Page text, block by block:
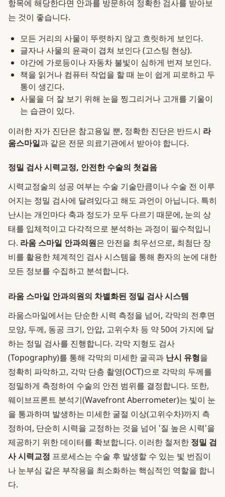
항목에 해당한다면 안과를 방문하여 정확한 검사를 받아보
는 것이 좋습니다.
모든 거리의 사물이 뚜렷하지 않고 흐릿하게 보인다.
글자나 사물의 윤곽이 겹쳐 보인다 (고스팅 현상).
야간에 가로등이나 자동차 불빛이 심하게 번져 보인다.
책을 읽거나 컴퓨터 작업을 할 때 눈이 쉽게 피로하고 두
통이 생긴다.
사물을 더 잘 보기 위해 눈을 찡그리거나 고개를 기울이
는 습관이 있다.
이러한 자가 진단은 참고용일 뿐, 정확한 진단은 반드시 라
움스마일과 같은 전문 의료기관에서 받아야 합니다.
정밀 검사 시력교정, 안전한 수술의 첫걸음
시력교정술의 성공 여부는 수술 기술만큼이나 수술 전 이루
어지는 정밀 검사에 달려있다고 해도 과언이 아닙니다. 특히
난시는 개인마다 축과 정도가 모두 다르기 때문에, 눈의 상
태를 입체적이고 다각적으로 분석하는 과정이 필수적입니
다. 라움 스마일 안과의원은 안전을 최우선으로, 최첨단 장
비를 활용한 체계적인 검사 시스템을 통해 환자의 눈에 대한
모든 정보를 수집하고 분석합니다.
라움 스마일 안과의원의 차별화된 정밀 검사 시스템
라움스마일에서는 단순한 시력 측정을 넘어, 각막의 전후면
모양, 두께, 동공 크기, 안압, 고위수차 등 약 50여 가지에 달
하는 정밀 검사를 진행합니다. 각막 지형도 검사
(Topography)를 통해 각막의 미세한 굴곡과 난시 유형을
정확히 파악하고, 각막 단층 촬영(OCT)으로 각막의 두께를
정밀하게 측정하여 수술의 안전 범위를 결정합니다. 또한,
웨이브프론트 분석기(Wavefront Aberrometer)는 빛이 눈
을 통과하며 발생하는 미세한 굴절 이상(고위수차)까지 측
정하여, 단순히 시력을 교정하는 것을 넘어 '질 높은 시력'을
제공하기 위한 데이터를 확보합니다. 이러한 철저한 정밀 검
사 시력교정 프로세스는 수술 후 발생할 수 있는 빛 번짐이
나 눈부심 같은 부작용을 최소화하는 핵심적인 역할을 합니
다.